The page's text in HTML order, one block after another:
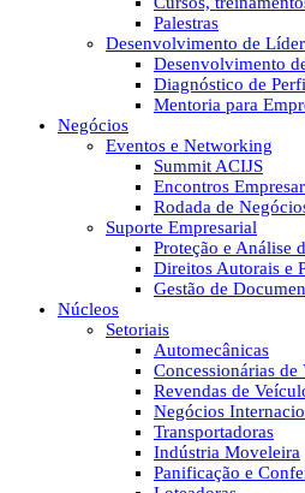
Palestras
Desenvolvimento de
Desenvolvimento
Diagnóstico de
Mentoria para
Negócios
Eventos e Networking
Summit ACIJS
Encontros
Rodada de
Suporte Empresarial
Proteção e Análise
Direitos Autorais e
Gestão de
Núcleos
Setoriais
Automecânicas
Concessionárias de
Revendas de
Negócios
Transportadoras
Indústria Moveleira
Panificação e